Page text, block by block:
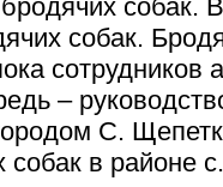
собак.
собак.
сотрудников
–
С.
в районе